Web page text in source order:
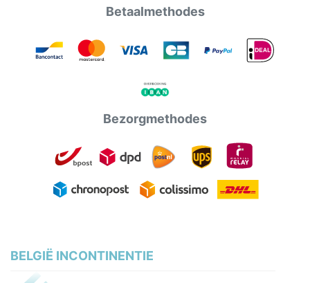
Betaalmethodes
Bezorgmethodes
BELGIË INCONTINENTIE